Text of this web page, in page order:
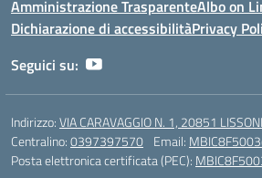
Amministrazione TrasparenteAlbo on
Dichiarazione di accessibilitàPrivacy
Seguici su:
Indirizzo:VIA CARAVAGGIO N. 1, 20851
Centralino:0397397570 Email:
Posta elettronica certificata (PEC):